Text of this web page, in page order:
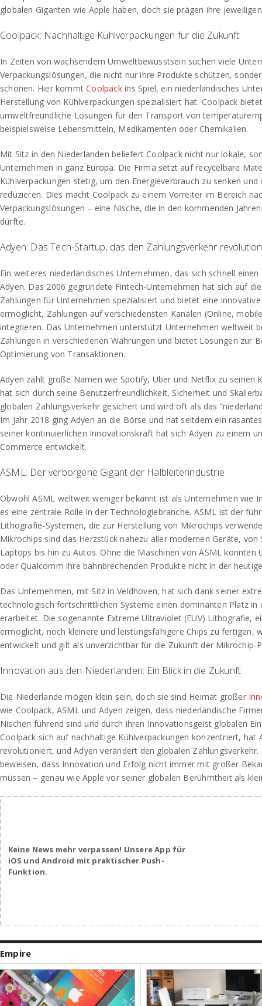
globalen Giganten wie Apple haben, doch sie prägen ihre
Coolpack: Nachhaltige Kühlverpackungen für die Zukunft
In Zeiten von wachsendem Umweltbewusstsein suchen viele
Verpackungslösungen, die nicht nur ihre Produkte schützen,
schonen. Hier kommtCoolpackins Spiel, ein niederländisches
Herstellung von Kühlverpackungen spezialisiert hat. Coolpack
umweltfreundliche Lösungen für den Transport von
beispielsweise Lebensmitteln, Medikamenten oder Chemikalien.
Mit Sitz in den Niederlanden beliefert Coolpack nicht nur lokale,
Unternehmen in ganz Europa. Die Firma setzt auf recycelbare
Kühlverpackungen stetig, um den Energieverbrauch zu senken und
reduzieren. Dies macht Coolpack zu einem Vorreiter im Bereich
Verpackungslösungen – eine Nische, die in den kommenden
dürfte.
Adyen: Das Tech-Startup, das den Zahlungsverkehr
Ein weiteres niederländisches Unternehmen, das sich schnell
Adyen. Das 2006 gegründete Fintech-Unternehmen hat sich auf
Zahlungen für Unternehmen spezialisiert und bietet eine
ermöglicht, Zahlungen auf verschiedensten Kanälen (Online,
integrieren. Das Unternehmen unterstützt Unternehmen weltweit
Zahlungen in verschiedenen Währungen und bietet Lösungen zur
Optimierung von Transaktionen.
Adyen zählt große Namen wie Spotify, Uber und Netflix zu seinen
hat sich durch seine Benutzerfreundlichkeit, Sicherheit und
globalen Zahlungsverkehr gesichert und wird oft als das
Im Jahr 2018 ging Adyen an die Börse und hat seitdem ein
seiner kontinuierlichen Innovationskraft hat sich Adyen zu einem
Commerce entwickelt.
ASML: Der verborgene Gigant der Halbleiterindustrie
Obwohl ASML weltweit weniger bekannt ist als Unternehmen wie
es eine zentrale Rolle in der Technologiebranche. ASML ist der
Lithografie-Systemen, die zur Herstellung von Mikrochips
Mikrochips sind das Herzstück nahezu aller modernen Geräte, von
Laptops bis hin zu Autos. Ohne die Maschinen von ASML
oder Qualcomm ihre bahnbrechenden Produkte nicht in der
Das Unternehmen, mit Sitz in Veldhoven, hat sich dank seiner
technologisch fortschrittlichen Systeme einen dominanten Platz in
erarbeitet. Die sogenannte Extreme Ultraviolet (EUV) Lithografie,
ermöglicht, noch kleinere und leistungsfähigere Chips zu fertigen,
entwickelt und gilt als unverzichtbar für die Zukunft der Mikrochip-
Innovation aus den Niederlanden: Ein Blick in die Zukunft
Die Niederlande mögen klein sein, doch sie sind Heimat großer
wie Coolpack, ASML und Adyen zeigen, dass niederländische
Nischen führend sind und durch ihren Innovationsgeist globalen
Coolpack sich auf nachhaltige Kühlverpackungen konzentriert, hat
revolutioniert, und Adyen verändert den globalen
beweisen, dass Innovation und Erfolg nicht immer mit großer
müssen – genau wie Apple vor seiner globalen Berühmtheit als
Keine News mehr verpassen! Unsere App für
iOS und Android mit praktischer Push-
Funktion.
Empire